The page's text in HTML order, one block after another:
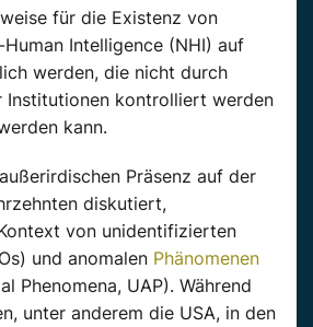
für die Existenz von
Intelligence (NHI) auf
werden, die nicht durch
Institutionen kontrolliert werden
kann.
Präsenz auf der
diskutiert,
von unidentifizierten
und anomalen Phänomenen
Phenomena, UAP). Während
unter anderem die USA, in den